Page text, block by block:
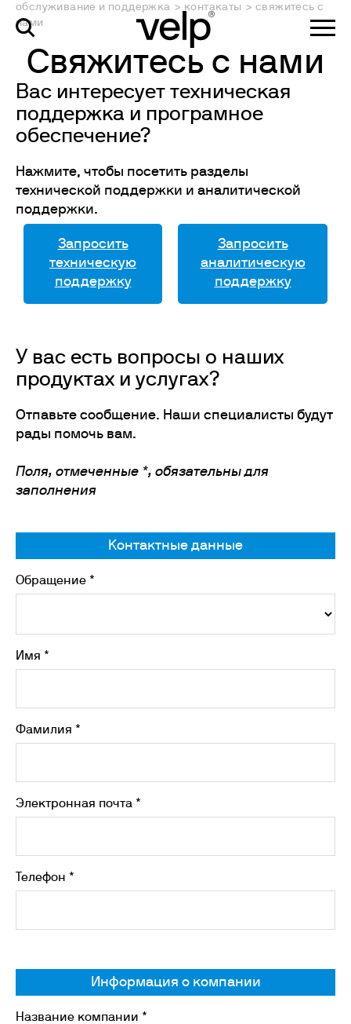
обслуживание и поддержка > контакаты > свяжитесь с
нами
Свяжитесь с нами
Вас интересует техническая
поддержка и програмное
обеспечение?
Нажмите, чтобы посетить разделы
технической поддержки и аналитической
поддержки.
Запросить
техническую
поддержку
Запросить
аналитическую
поддержку
У вас есть вопросы о наших
продуктах и услугах?
Отпавьте сообщение. Наши специалисты будут
рады помочь вам.
Поля, отмеченные *, обязательны для
заполнения
Контактные данные
Обращение *
Имя *
Фамилия *
Электронная почта *
Телефон *
Информация о компании
Название компании *